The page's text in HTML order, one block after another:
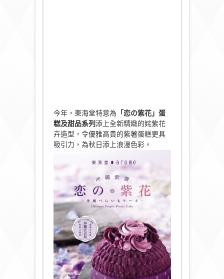
今年，東海堂特意為 「恋の紫花」蛋
糕及甜品系列 添上全新精緻的姹紫花
卉造型，令優雅高貴的紫薯蛋糕更具
吸引力，為秋日添上浪漫色彩。